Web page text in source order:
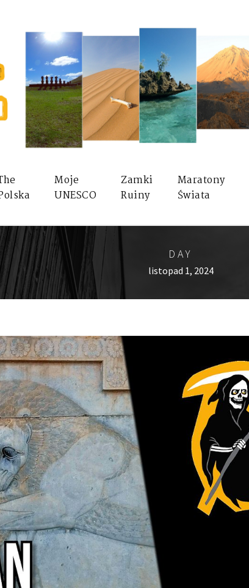
Moje
UNESCO
Zamki
Ruiny
Maratony
Świata
DAY
listopad 1, 2024